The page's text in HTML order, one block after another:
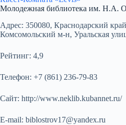
Молодежная библиотека им. Н.А.
Адрес: 350080, Краснодарский
Комсомольский м-н, Уральская
Рейтинг: 4,9
Телефон: +7 (861) 236-79-83
Сайт: http://www.neklib.kubannet.ru/
E-mail: biblostrov17@yandex.ru